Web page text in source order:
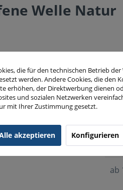
Welle Natur
ab
ab
ab
inkl.
die für den technischen Betrieb der
werden. Andere Cookies, die den
erhöhen, der Direktwerbung dienen
und sozialen Netzwerken
mit Ihrer Zustimmung gesetzt.
akzeptieren Konfigurieren